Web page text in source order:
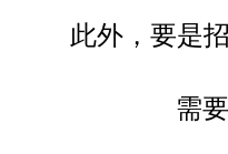
此外，要是
需要说